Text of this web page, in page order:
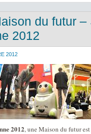
du futur –
2012
2012
2012, une Maison du futur